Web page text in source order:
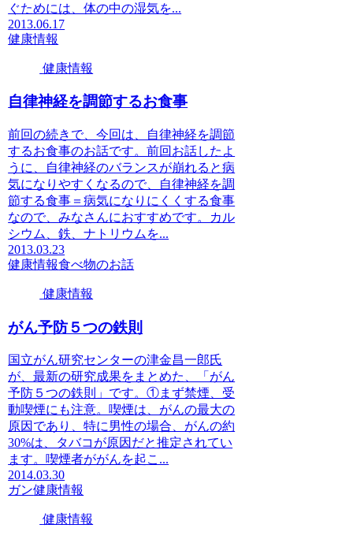
ぐためには、体の中の湿気を...
2013.06.17
健康情報
健康情報
自律神経を調節するお食事
前回の続きで、今回は、自律神経を調節
するお食事のお話です。前回お話したよ
うに、自律神経のバランスが崩れると病
気になりやすくなるので、自律神経を調
節する食事＝病気になりにくくする食事
なので、みなさんにおすすめです。カル
シウム、鉄、ナトリウムを...
2013.03.23
健康情報食べ物のお話
健康情報
がん予防５つの鉄則
国立がん研究センターの津金昌一郎氏
が、最新の研究成果をまとめた、「がん
予防５つの鉄則」です。①まず禁煙、受
動喫煙にも注意。喫煙は、がんの最大の
原因であり、特に男性の場合、がんの約
30%は、タバコが原因だと推定されてい
ます。喫煙者ががんを起こ...
2014.03.30
ガン健康情報
健康情報